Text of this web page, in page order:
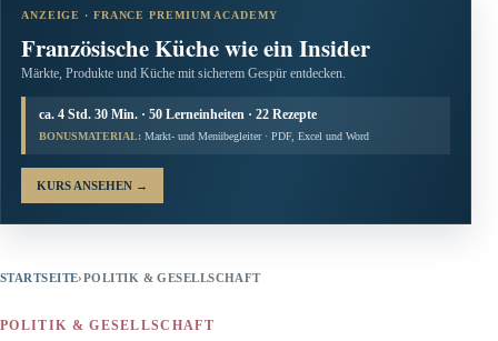
ANZEIGE · FRANCE PREMIUM ACADEMY
Französische Küche wie ein Insider
Märkte, Produkte und Küche mit sicherem Gespür entdecken.
ca. 4 Std. 30 Min. · 50 Lerneinheiten · 22 Rezepte
BONUSMATERIAL: Markt- und Menübegleiter · PDF, Excel und Word
KURS ANSEHEN →
STARTSEITE›POLITIK & GESELLSCHAFT
POLITIK & GESELLSCHAFT